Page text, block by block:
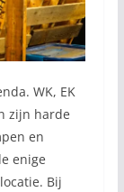
WK, EK
zijn harde
en
enige
Bij